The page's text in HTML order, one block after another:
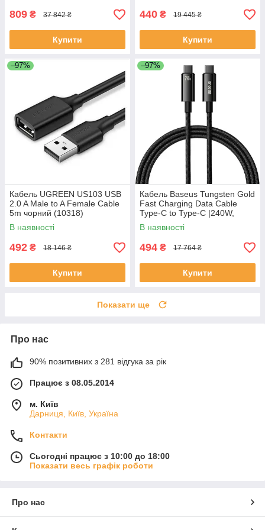
809 ₴ 37 842 ₴
Купити
440 ₴ 19 445 ₴
Купити
–97%
Кабель UGREEN US103 USB
2.0 A Male to A Female Cable
5m чорний (10318)
В наявності
492 ₴ 18 146 ₴
Купити
–97%
Кабель Baseus Tungsten Gold
Fast Charging Data Cable
Type-C to Type-C |240W,
PD3.1, 1m|
В наявності
494 ₴ 17 764 ₴
Купити
Показати ще
Про нас
90% позитивних з 281 відгука за рік
Працює з 08.05.2014
м. Київ
Дарниця, Київ, Україна
Контакти
Сьогодні працює з 10:00 до 18:00
Показати весь графік роботи
Про нас